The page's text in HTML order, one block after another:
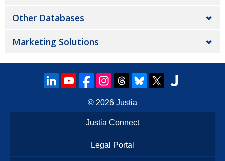
Other Databases
Marketing Solutions
© 2026 Justia
Justia Connect
Legal Portal